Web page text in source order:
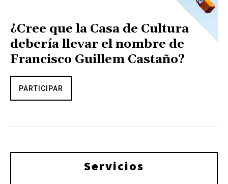
¿Cree que la Casa de Cultura
debería llevar el nombre de
Francisco Guillem Castaño?
PARTICIPAR
Servicios